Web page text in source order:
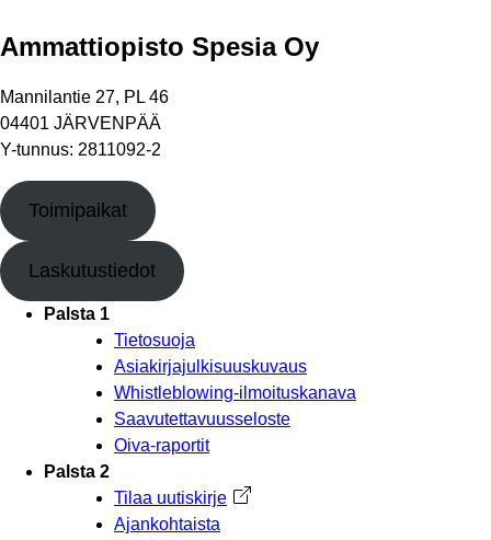
Ammattiopisto Spesia Oy
Mannilantie 27, PL 46
04401 JÄRVENPÄÄ
Y-tunnus: 2811092-2
Toimipaikat
Laskutustiedot
Palsta 1
Tietosuoja
Asiakirjajulkisuuskuvaus
Whistleblowing-ilmoituskanava
Saavutettavuusseloste
Oiva-raportit
Palsta 2
Tilaa uutiskirje Avautuu uuteen välilehteen
Ajankohtaista